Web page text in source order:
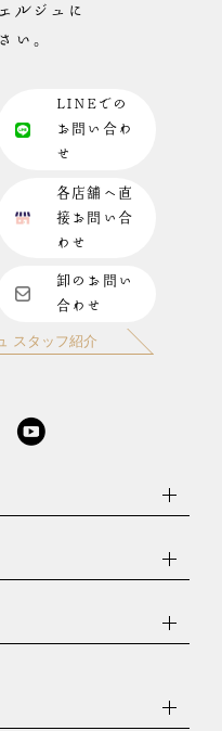
ルジュに
い。
LINEでの
お問い合わ
せ
各店舗へ直
接お問い合
わせ
卸のお問い
合わせ
スタッフ紹介